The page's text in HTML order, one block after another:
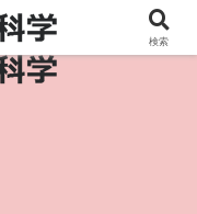
ンフラ。
検索